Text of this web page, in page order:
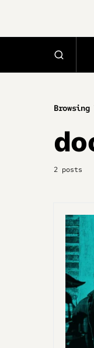
Browsing
2 posts